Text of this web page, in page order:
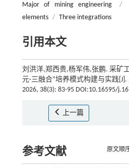
Major of mining engineering /
elements / Three integrations
引用本文
刘洪洋,郑西贵,杨军伟,张鹏. 采矿
元·三融合”培养模式构建与实践[J].
2026, 38(3): 83-95 DOI:10.16595/
上一篇
参考文献 原文顺